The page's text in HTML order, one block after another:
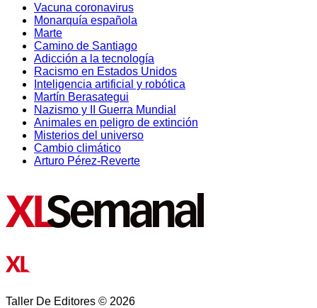
Vacuna coronavirus
Monarquía española
Marte
Camino de Santiago
Adicción a la tecnología
Racismo en Estados Unidos
Inteligencia artificial y robótica
Martín Berasategui
Nazismo y II Guerra Mundial
Animales en peligro de extinción
Misterios del universo
Cambio climático
Arturo Pérez-Reverte
Taller De Editores © 2026